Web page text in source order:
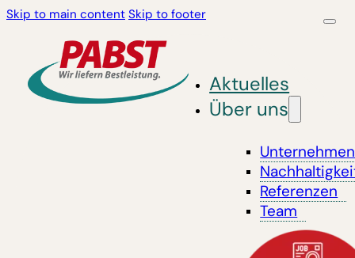
Skip to main content Skip to footer
Aktuelles
Über uns
Unternehmen
Referenzen
Team